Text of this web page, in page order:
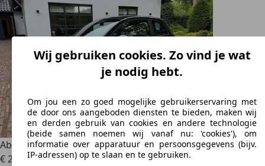
Abarth 595 Competizione1.4 T-Jet Abarth 595 Competizione
€ 23.995
Wij gebruiken cookies. Zo vind je wat
je nodig hebt.
Om jou een zo goed mogelijke gebruikerservaring met
de door ons aangeboden diensten te bieden, maken wij
en derden gebruik van cookies en andere technologie
(beide samen noemen wij vanaf nu: 'cookies'), om
informatie over apparatuur en persoonsgegevens (bijv.
IP-adressen) op te slaan en te gebruiken.